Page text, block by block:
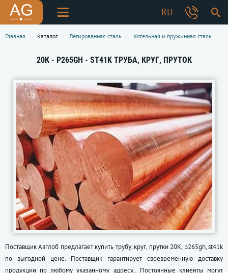
RU
Главная Каталог Легированная сталь Котельная и пружинная сталь
20К - P265GH - ST41K ТРУБА, КРУГ, ПРУТОК
Поставщик Авглоб предлагает купить трубу, круг, прутки 20К, p265gh, st41k
по выгодной цене. Поставщик гарантирует своевременную доставку
продукции по любому указанному адресу,. Постоянные клиенты могут